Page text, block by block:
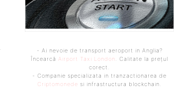
- Ai nevoie de transport aeroport in Anglia?
Încearcă Airport Taxi London . Calitate la prețul
corect.
- Companie specializata in tranzactionarea de
Criptomonede si infrastructura blockchain.